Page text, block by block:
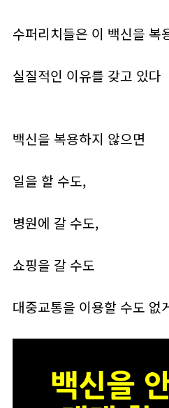
수퍼리치들은 이 백신을 복
실질적인 이유를 갖고 있다
백신을 복용하지 않으면
일을 할 수도,
병원에 갈 수도,
쇼핑을 갈 수도
대중교통을 이용할 수도 없